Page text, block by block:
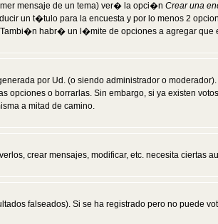
mensaje de un tema) ver� la opci�n Crear una
un t�tulo para la encuesta y por lo menos 2
habr� un l�mite de opciones a agregar que
por Ud. (o siendo administrador o
opciones o borrarlas. Sin embargo, si ya existen
a mitad de camino.
crear mensajes, modificar, etc. necesita ciertas
falseados). Si se ha registrado pero no puede